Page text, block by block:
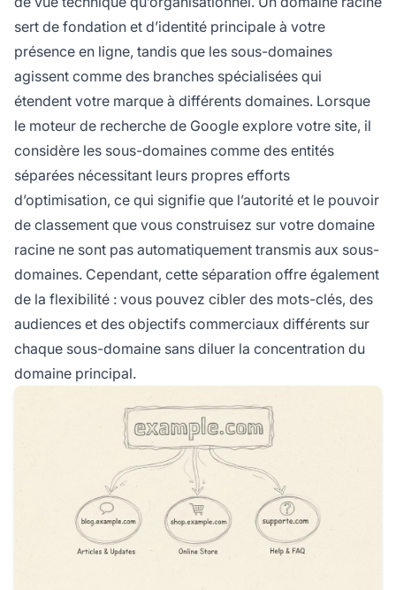
sert de fondation et d’identité principale à votre
présence en ligne, tandis que les sous-domaines
agissent comme des branches spécialisées qui
étendent votre marque à différents domaines. Lorsque
le moteur de recherche de Google explore votre site, il
considère les sous-domaines comme des entités
séparées nécessitant leurs propres efforts
d’optimisation, ce qui signifie que l’autorité et le pouvoir
de classement que vous construisez sur votre domaine
racine ne sont pas automatiquement transmis aux sous-
domaines. Cependant, cette séparation offre également
de la flexibilité : vous pouvez cibler des mots-clés, des
audiences et des objectifs commerciaux différents sur
chaque sous-domaine sans diluer la concentration du
domaine principal.